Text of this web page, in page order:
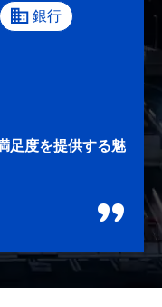
銀行
足度を提供する魅